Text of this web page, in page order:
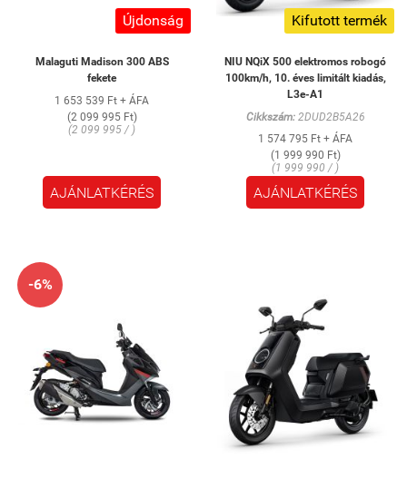
Újdonság
Malaguti Madison 300 ABS
fekete
1 653 539 Ft + ÁFA
(2 099 995 Ft)
(2 099 995 / )
AJÁNLATKÉRÉS
Kifutott termék
NIU NQiX 500 elektromos robogó
100km/h, 10. éves limitált kiadás,
L3e-A1
Cikkszám:2DUD2B5A26
1 574 795 Ft + ÁFA
(1 999 990 Ft)
(1 999 990 / )
AJÁNLATKÉRÉS
-6%